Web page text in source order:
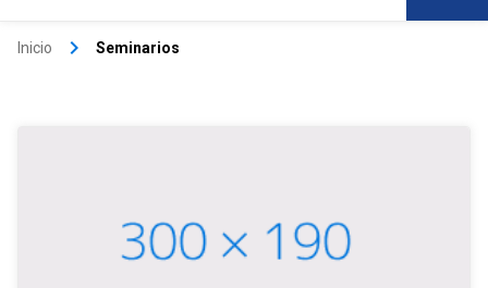
Inicio keyboard_arrow_right Seminarios